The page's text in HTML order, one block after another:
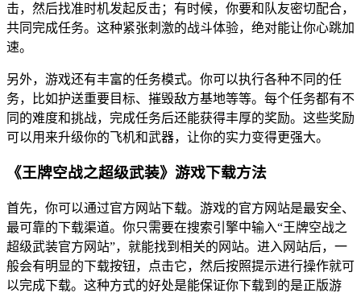
击，然后找准时机发起反击；有时候，你要和队友密切配合，
共同完成任务。这种紧张刺激的战斗体验，绝对能让你心跳加
速。
另外，游戏还有丰富的任务模式。你可以执行各种不同的任
务，比如护送重要目标、摧毁敌方基地等等。每个任务都有不
同的难度和挑战，完成任务后还能获得丰厚的奖励。这些奖励
可以用来升级你的飞机和武器，让你的实力变得更强大。
《王牌空战之超级武装》游戏下载方法
首先，你可以通过官方网站下载。游戏的官方网站是最安全、
最可靠的下载渠道。你只需要在搜索引擎中输入“王牌空战之
超级武装官方网站”，就能找到相关的网站。进入网站后，一
般会有明显的下载按钮，点击它，然后按照提示进行操作就可
以完成下载。这种方式的好处是能保证你下载到的是正版游